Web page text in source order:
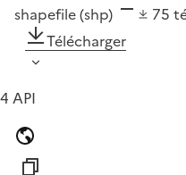
shapefile (shp)
75
Télécharger
4 API